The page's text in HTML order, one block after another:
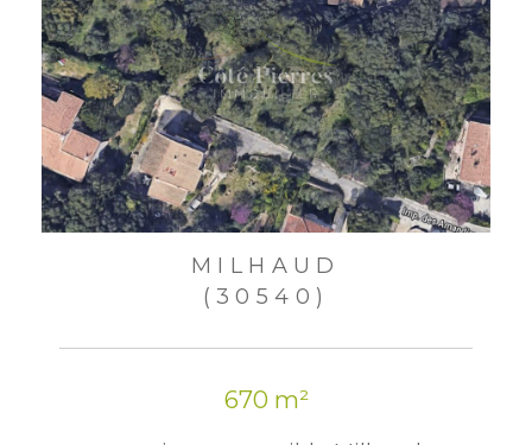
MILHAUD
(30540)
670 m²